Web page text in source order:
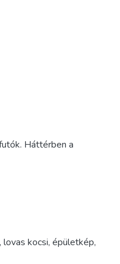
Háttérben a
, lovas kocsi, épületkép,